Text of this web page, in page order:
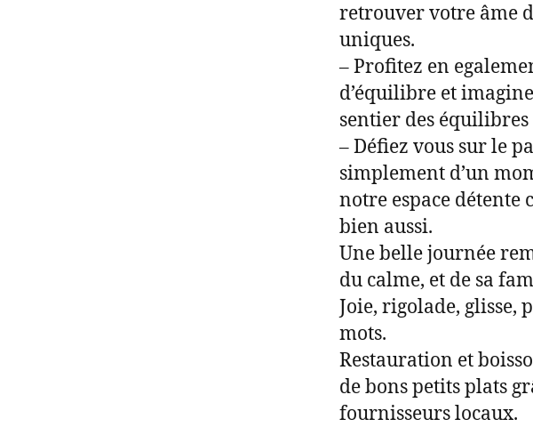
retrouver votre âme
uniques.
– Profitez en
d’équilibre et
sentier des
– Défiez vous sur le
simplement d’un
notre espace détente
bien aussi.
Une belle journée
du calme, et de sa
Joie, rigolade, glisse,
mots.
Restauration et
de bons petits plats
fournisseurs locaux.